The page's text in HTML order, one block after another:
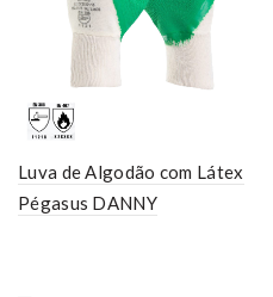
Luva de Algodão com Látex
Pégasus DANNY